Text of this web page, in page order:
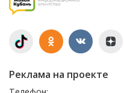
Реклама на проекте